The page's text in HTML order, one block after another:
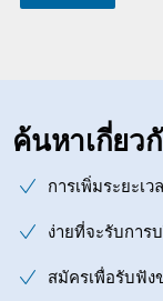
ค้นหาเกี่ยว
การเพิ่มระยะเ
ง่ายที่จะรับการ
สมัครเพื่อรับฟั